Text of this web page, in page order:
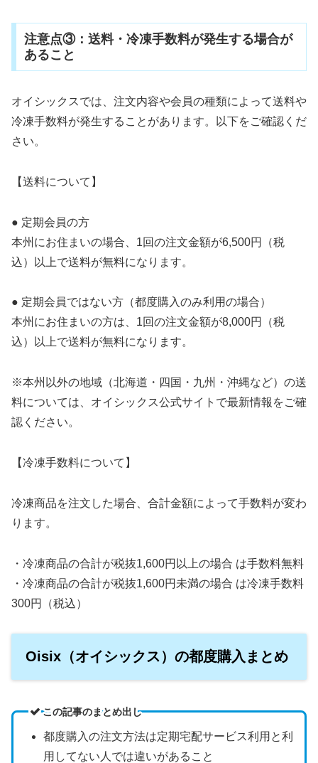
注意点③：送料・冷凍手数料が発生する場合が
あること
オイシックスでは、注文内容や会員の種類によって送料や
冷凍手数料が発生することがあります。以下をご確認くだ
さい。
【送料について】
● 定期会員の方
本州にお住まいの場合、1回の注文金額が6,500円（税
込）以上で送料が無料になります。
● 定期会員ではない方（都度購入のみ利用の場合）
本州にお住まいの方は、1回の注文金額が8,000円（税
込）以上で送料が無料になります。
※本州以外の地域（北海道・四国・九州・沖縄など）の送
料については、オイシックス公式サイトで最新情報をご確
認ください。
【冷凍手数料について】
冷凍商品を注文した場合、合計金額によって手数料が変わ
ります。
・冷凍商品の合計が税抜1,600円以上の場合 は手数料無料
・冷凍商品の合計が税抜1,600円未満の場合 は冷凍手数料
300円（税込）
Oisix（オイシックス）の都度購入まとめ
この記事のまとめ出し
都度購入の注文方法は定期宅配サービス利用と利
用してない人では違いがあること